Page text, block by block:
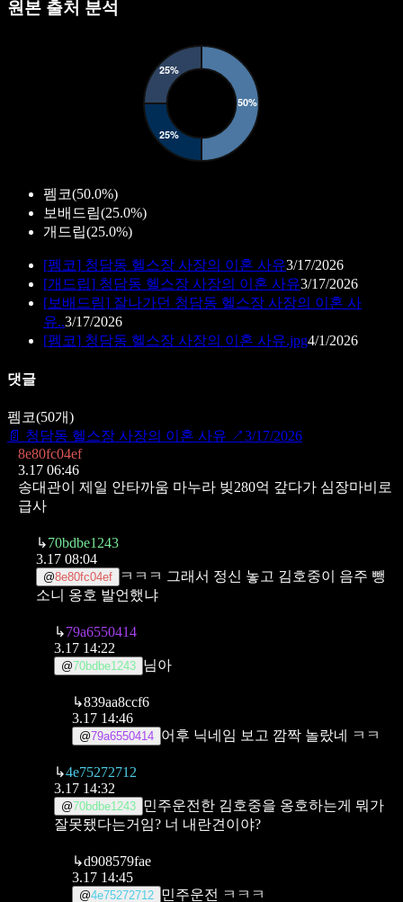
원본 출처 분석
펨코(50.0%)
보배드림(25.0%)
개드립(25.0%)
[펨코] 청담동 헬스장 사장의 이혼 사유3/17/2026
[개드립] 청담동 헬스장 사장의 이혼 사유3/17/2026
[보배드림] 잘나가던 청담동 헬스장 사장의 이혼 사
유..3/17/2026
[펨코] 청담동 헬스장 사장의 이혼 사유.jpg4/1/2026
댓글
펨코(50개)
📄 청담동 헬스장 사장의 이혼 사유 ↗3/17/2026
8e80fc04ef
3.17 06:46
송대관이 제일 안타까움 마누라 빚280억 갚다가 심장마비로
급사
↳70bdbe1243
3.17 08:04
@8e80fc04ef
ㅋㅋㅋ 그래서 정신 놓고 김호중이 음주 뺑
소니 옹호 발언했냐
↳79a6550414
3.17 14:22
@70bdbe1243 님아
↳839aa8ccf6
3.17 14:46
@79a6550414 어후 닉네임 보고 깜짝 놀랐네 ㅋㅋ
↳4e75272712
3.17 14:32
@70bdbe1243 민주운전한 김호중을 옹호하는게 뭐가
잘못됐다는거임? 너 내란견이야?
↳d908579fae
3.17 14:45
@4e75272712 민주운전 ㅋㅋㅋ